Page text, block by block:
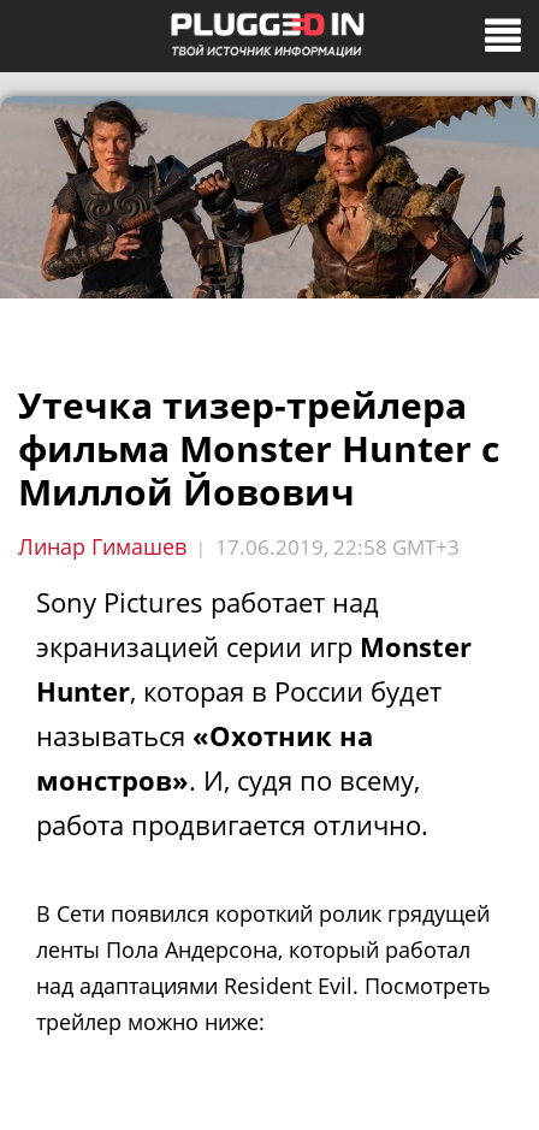
Утечка тизер-трейлера
фильма Monster Hunter с
Миллой Йовович
Линар Гимашев | 17.06.2019, 22:58 GMT+3
Sony Pictures работает над
экранизацией серии игр Monster
Hunter, которая в России будет
называться «Охотник на
монстров». И, судя по всему,
работа продвигается отлично.
В Сети появился короткий ролик грядущей
ленты Пола Андерсона, который работал
над адаптациями Resident Evil. Посмотреть
трейлер можно ниже: